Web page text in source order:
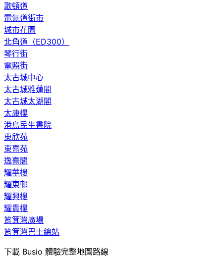
歌頓道
電氣道街市
城市花園
北角道（ED300）
琴行街
電照街
太古城中心
太古城雅蓮閣
太古城太湖閣
太康樓
港島民生書院
東欣苑
東熹苑
逸熹閣
耀華樓
耀東邨
耀興樓
耀貴樓
筲箕灣廣場
筲箕灣巴士總站
下載 Busio 體驗完整地圖路線